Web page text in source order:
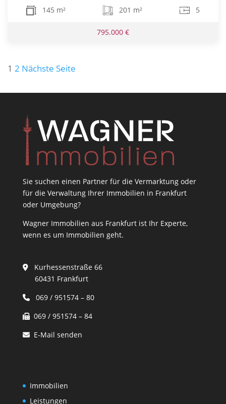
145 m² 201 m² 5
795.000 €
Seitennummerierung
Beiträge
1 2 Nächste Seite
Sie suchen einen Partner für die Vermarktung oder
für die Verwaltung Ihrer Immobilien in Frankfurt
oder Umgebung?
Wagner Immobilien aus Frankfurt ist Ihr Experte,
wenn es um Immobilien geht.
Kurhessenstraße 66
60431 Frankfurt
069 / 951574 – 80
069 / 951574 – 84
E-Mail senden
Immobilien
Leistungen